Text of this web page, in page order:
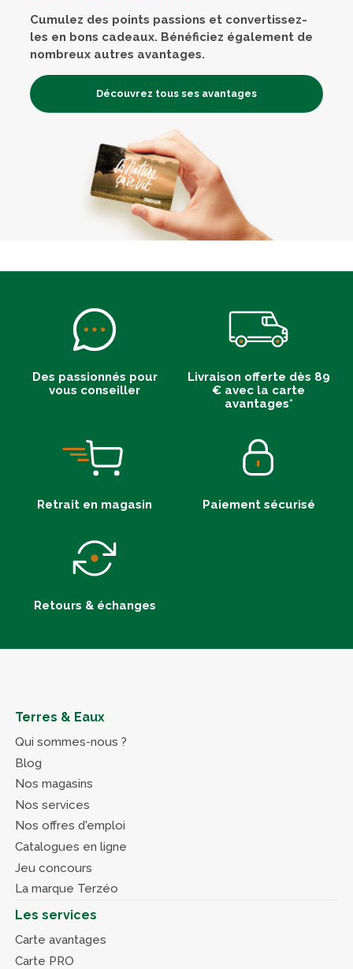
Cumulez des points passions et convertissez-
les en bons cadeaux. Bénéficiez également de
nombreux autres avantages.
Découvrez tous ses avantages
Des passionnés pour
vous conseiller
Livraison offerte dès 89
€ avec la carte
avantages*
Retrait en magasin Paiement sécurisé
Retours & échanges
Terres & Eaux
Qui sommes-nous ?
Blog
Nos magasins
Nos services
Nos offres d'emploi
Catalogues en ligne
Jeu concours
La marque Terzéo
Les services
Carte avantages
Carte PRO